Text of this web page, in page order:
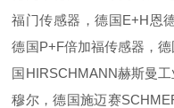
福门传感器，德国E+H恩
德国P+F倍加福传感器，
国HIRSCHMANN赫斯曼
穆尔，德国施迈赛